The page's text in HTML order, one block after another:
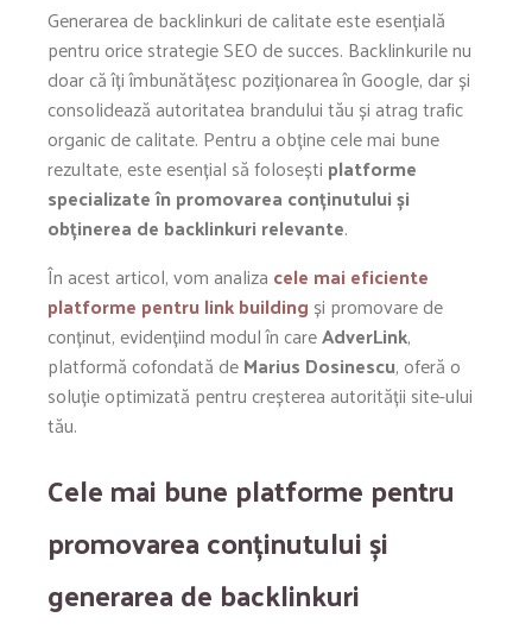
Generarea de backlinkuri de calitate este esențială
pentru orice strategie SEO de succes. Backlinkurile nu
doar că îți îmbunătățesc poziționarea în Google, dar și
consolidează autoritatea brandului tău și atrag trafic
organic de calitate. Pentru a obține cele mai bune
rezultate, este esențial să folosești platforme
specializate în promovarea conținutului și
obținerea de backlinkuri relevante.
În acest articol, vom analiza cele mai eficiente
platforme pentru link buildingși promovare de
conținut, evidențiind modul în careAdverLink,
platformă cofondată deMarius Dosinescu, oferă o
soluție optimizată pentru creșterea autorității site-ului
tău.
Cele mai bune platforme pentru
promovarea conținutului și
generarea de backlinkuri